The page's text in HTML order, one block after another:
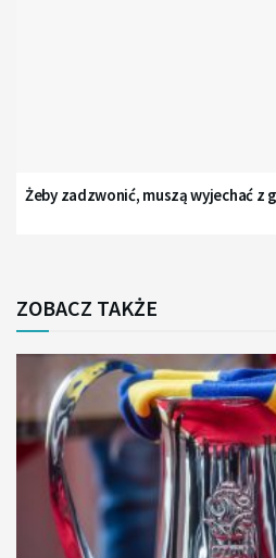
Żeby zadzwonić, muszą wyjechać z
ZOBACZ TAKŻE